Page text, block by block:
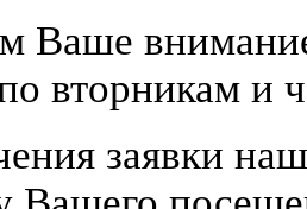
Ваше
вторникам и
заявки